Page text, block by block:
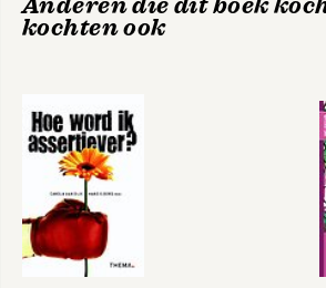
kochten ook